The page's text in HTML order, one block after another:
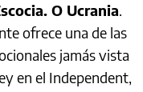
O Ucrania.
ofrece una de las
jamás vista
en el Independent,